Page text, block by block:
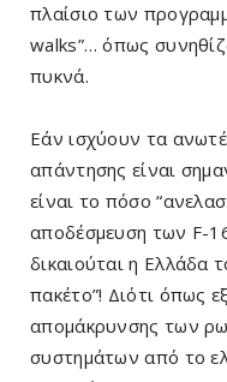
πλαίσιο των
walks”… όπως
πυκνά.
Εάν ισχύουν τα
απάντησης είναι
είναι το πόσο
αποδέσμευση των F-
δικαιούται η Ελλάδα
πακέτο”! Διότι όπως
απομάκρυνσης των
συστημάτων από το